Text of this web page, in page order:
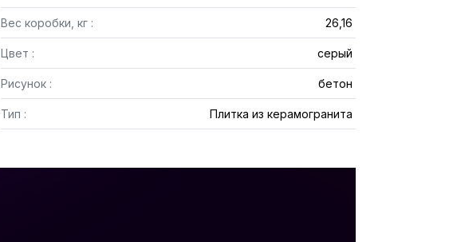
Вес коробки, кг : 26,16
Цвет : серый
Рисунок : бетон
Тип : Плитка из керамогранита